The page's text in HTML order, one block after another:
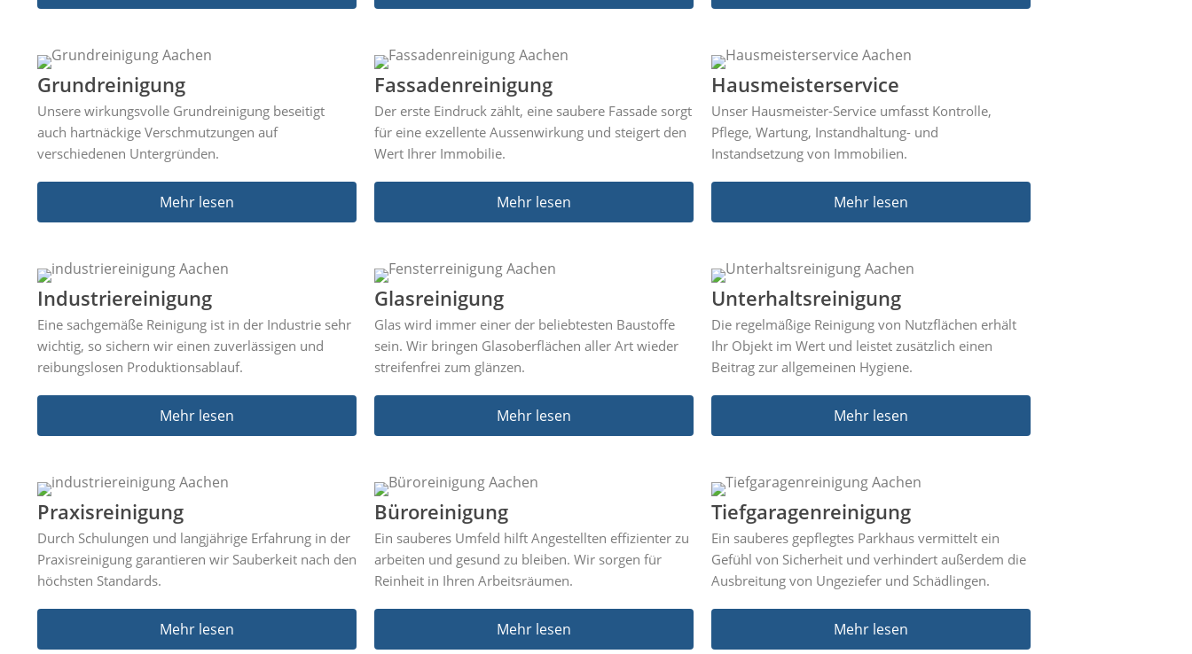
Grundreinigung​
Unsere wirkungsvolle Grundreinigung beseitigt
auch hartnäckige Verschmutzungen auf
verschiedenen Untergründen.
Mehr lesen
Industriereinigung
Eine sachgemäße Reinigung ist in der Industrie sehr
wichtig, so sichern wir einen zuverlässigen und
reibungslosen Produktionsablauf.
Mehr lesen
Praxisreinigung
Durch Schulungen und langjährige Erfahrung in der
Praxisreinigung garantieren wir Sauberkeit nach den
höchsten Standards.
Mehr lesen
Fassadenreinigung
Der erste Eindruck zählt, eine saubere Fassade sorgt
für eine exzellente Aussenwirkung und steigert den
Wert Ihrer Immobilie.
Mehr lesen
Glasreinigung
Glas wird immer einer der beliebtesten Baustoffe
sein. Wir bringen Glasoberflächen aller Art wieder
streifenfrei zum glänzen.
Mehr lesen
Büroreinigung
Ein sauberes Umfeld hilft Angestellten effizienter zu
arbeiten und gesund zu bleiben. Wir sorgen für
Reinheit in Ihren Arbeitsräumen.
Mehr lesen
Hausmeisterservice
Unser Hausmeister-Service umfasst Kontrolle,
Pflege, Wartung, Instandhaltung- und
Instandsetzung von Immobilien.
Mehr lesen
Unterhaltsreinigung
Die regelmäßige Reinigung von Nutzflächen erhält
Ihr Objekt im Wert und leistet zusätzlich einen
Beitrag zur allgemeinen Hygiene.
Mehr lesen
Tiefgaragenreinigung
Ein sauberes gepflegtes Parkhaus vermittelt ein
Gefühl von Sicherheit und verhindert außerdem die
Ausbreitung von Ungeziefer und Schädlingen.
Mehr lesen